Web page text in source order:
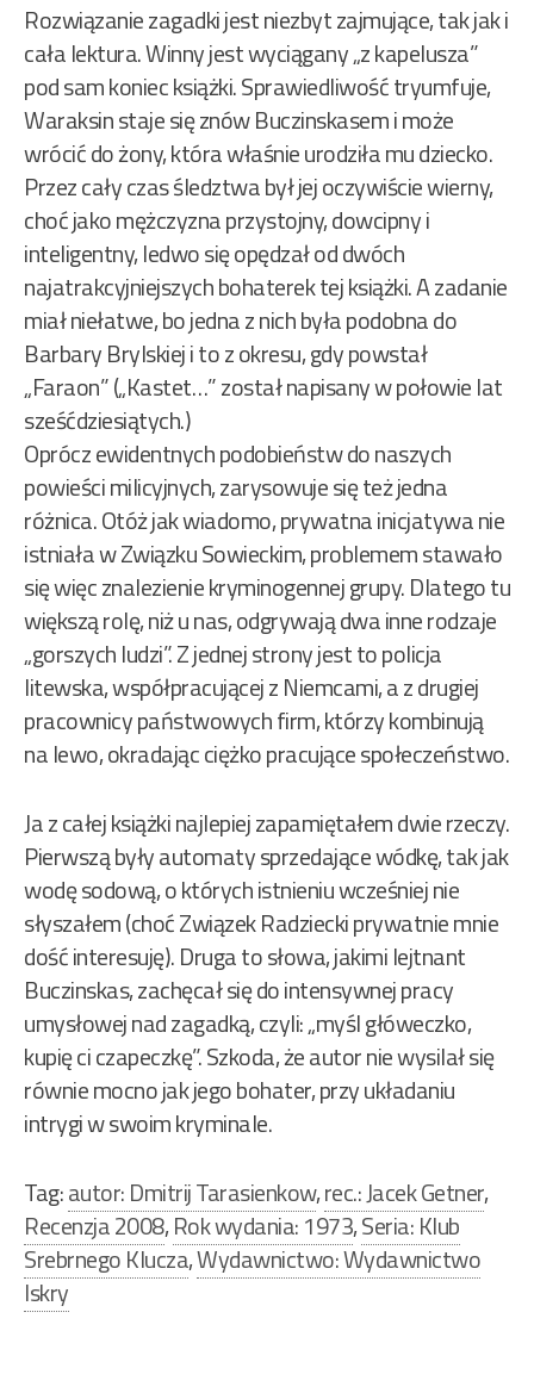
Rozwiązanie zagadki jest niezbyt zajmujące, tak jak i
cała lektura. Winny jest wyciągany „z kapelusza”
pod sam koniec książki. Sprawiedliwość tryumfuje,
Waraksin staje się znów Buczinskasem i może
wrócić do żony, która właśnie urodziła mu dziecko.
Przez cały czas śledztwa był jej oczywiście wierny,
choć jako mężczyzna przystojny, dowcipny i
inteligentny, ledwo się opędzał od dwóch
najatrakcyjniejszych bohaterek tej książki. A zadanie
miał niełatwe, bo jedna z nich była podobna do
Barbary Brylskiej i to z okresu, gdy powstał
„Faraon” („Kastet…” został napisany w połowie lat
sześćdziesiątych.)
Oprócz ewidentnych podobieństw do naszych
powieści milicyjnych, zarysowuje się też jedna
różnica. Otóż jak wiadomo, prywatna inicjatywa nie
istniała w Związku Sowieckim, problemem stawało
się więc znalezienie kryminogennej grupy. Dlatego tu
większą rolę, niż u nas, odgrywają dwa inne rodzaje
„gorszych ludzi”. Z jednej strony jest to policja
litewska, współpracującej z Niemcami, a z drugiej
pracownicy państwowych firm, którzy kombinują
na lewo, okradając ciężko pracujące społeczeństwo.
Ja z całej książki najlepiej zapamiętałem dwie rzeczy.
Pierwszą były automaty sprzedające wódkę, tak jak
wodę sodową, o których istnieniu wcześniej nie
słyszałem (choć Związek Radziecki prywatnie mnie
dość interesuję). Druga to słowa, jakimi lejtnant
Buczinskas, zachęcał się do intensywnej pracy
umysłowej nad zagadką, czyli: „myśl główeczko,
kupię ci czapeczkę”. Szkoda, że autor nie wysilał się
równie mocno jak jego bohater, przy układaniu
intrygi w swoim kryminale.
Tag:autor: Dmitrij Tarasienkow,rec.: Jacek Getner,
Recenzja 2008,Rok wydania: 1973,Seria: Klub
Srebrnego Klucza,Wydawnictwo: Wydawnictwo
Iskry